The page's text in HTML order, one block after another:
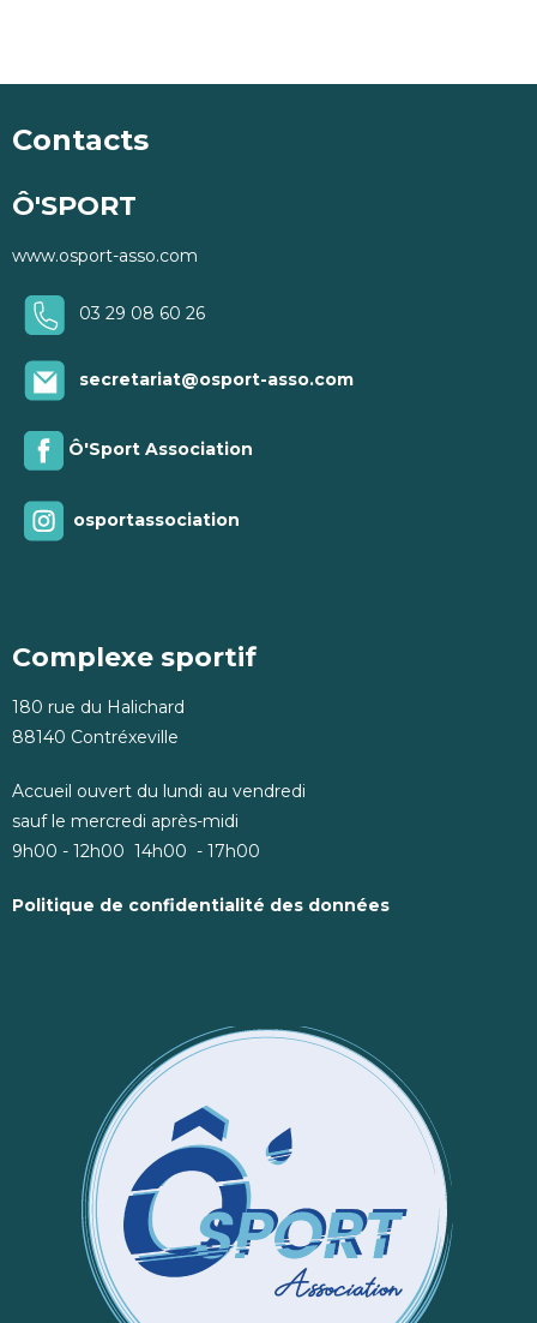
Contacts
Ô'SPORT
www.osport-asso.com
03 29 08 60 26
secretariat@osport-asso.com
Ô'Sport Association
osportassociation
Complexe sportif
180 rue du Halichard
88140 Contréxeville
Accueil ouvert du lundi au vendredi
sauf le mercredi après-midi
9h00 - 12h00 14h00 - 17h00
Politique de confidentialité des données